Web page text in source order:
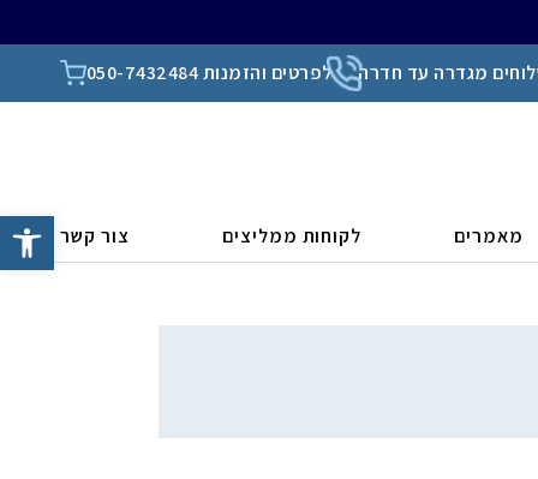
פתח
מגדרה עד חדרה לפרטים והזמנות 050-7432484
מאמרים לקוחות ממליצים צור קשר